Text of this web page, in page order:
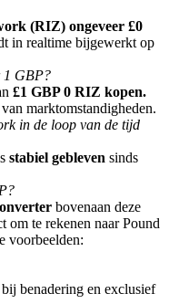
beloningen te ontvangen
(RIZ) ongeveer £0
in realtime bijgewerkt op
1 GBP?
£1 GBP 0 RIZ kopen.
marktomstandigheden.
in de loop van de tijd
stabiel gebleven sinds
bovenaan deze
te rekenen naar Pound
voorbeelden:
benadering en exclusief